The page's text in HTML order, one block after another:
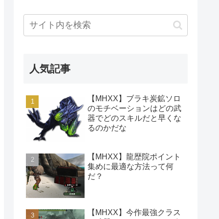
人気記事
【MHXX】ブラキ炭鉱ソロ
のモチベーションはどの武
器でどのスキルだと早くな
るのかだな
【MHXX】龍歴院ポイント
集めに最適な方法って何
だ？
【MHXX】今作最強クラス